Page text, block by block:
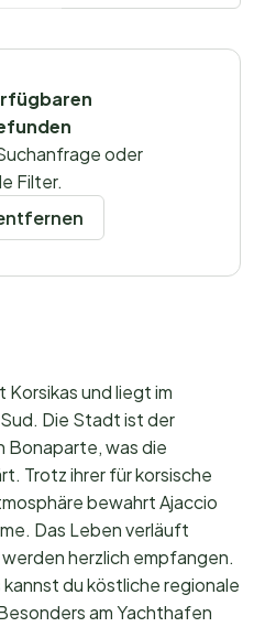
oder
Filter.
und liegt im
Die Stadt ist der
Bonaparte, was die
Trotz ihrer für korsische
bewahrt Ajaccio
Das Leben verläuft
herzlich empfangen.
du köstliche regionale
am Yachthafen